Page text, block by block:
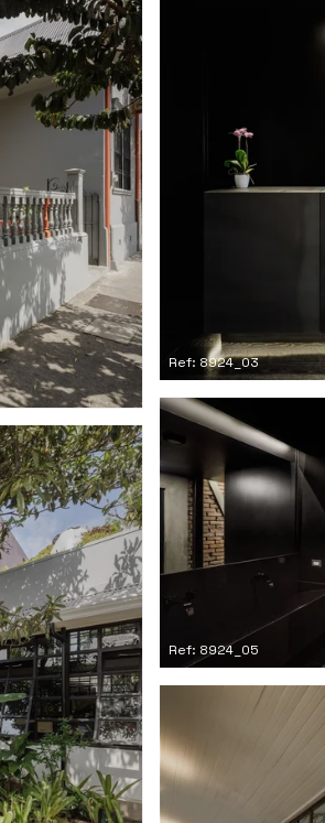
Ref: 8924_03
Ref: 8924_05